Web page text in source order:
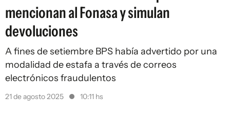
mencionan al Fonasa y simulan
devoluciones
A fines de setiembre BPS había advertido por una
modalidad de estafa a través de correos
electrónicos fraudulentos
21 de agosto 2025 10:11 hs